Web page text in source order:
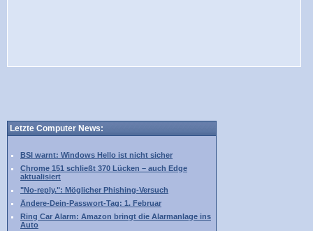
Letzte Computer News:
BSI warnt: Windows Hello ist nicht sicher
Chrome 151 schließt 370 Lücken – auch Edge
aktualisiert
"No-reply.": Möglicher Phishing-Versuch
Ändere-Dein-Passwort-Tag: 1. Februar
Ring Car Alarm: Amazon bringt die Alarmanlage ins
Auto